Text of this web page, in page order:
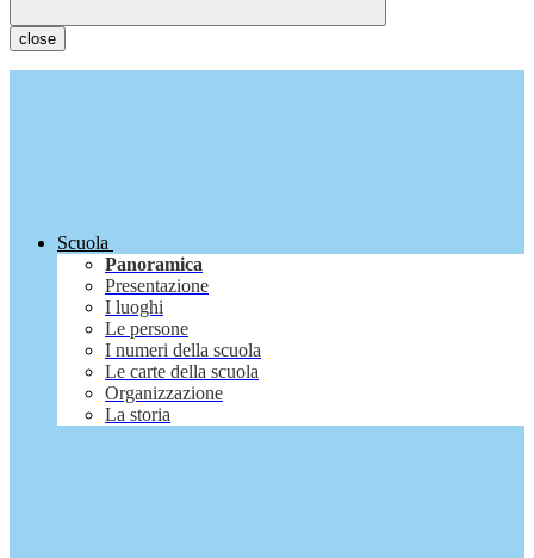
close
Scuola
Panoramica
Presentazione
I luoghi
Le persone
I numeri della scuola
Le carte della scuola
Organizzazione
La storia